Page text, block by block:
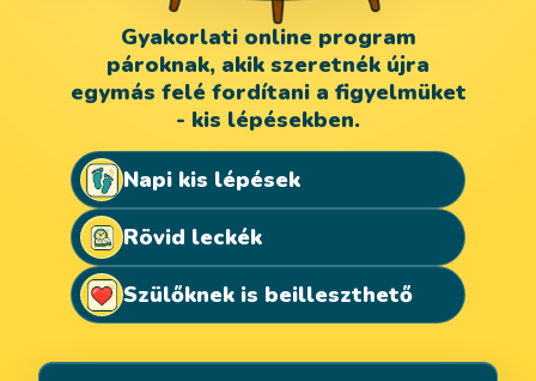
Gyakorlati online program
pároknak, akik szeretnék újra
egymás felé fordítani a figyelmüket
- kis lépésekben.
Napi kis lépések
Rövid leckék
Szülőknek is beilleszthető